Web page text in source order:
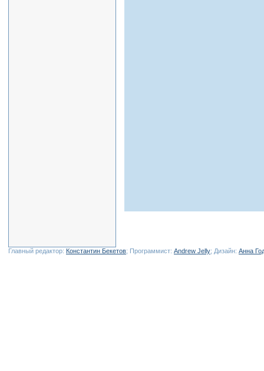
Главный редактор: Константин Бекетов; Программист: Andrew Jelly; Дизайн: Анна